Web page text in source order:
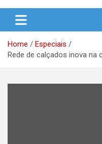
Londrix
Home
Especiais
Rede de calçados inova na